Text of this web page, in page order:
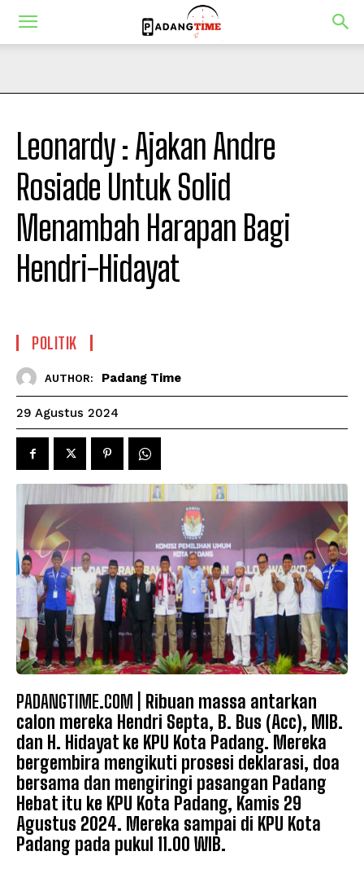
Leonardy : Ajakan Andre
Rosiade Untuk Solid
Menambah Harapan Bagi
Hendri-Hidayat
POLITIK
AUTHOR: Padang Time
29 Agustus 2024
PADANGTIME.COM |
Ribuan massa antarkan
calon mereka Hendri Septa, B. Bus (Acc), MIB.
dan H. Hidayat ke KPU Kota Padang. Mereka
bergembira mengikuti prosesi deklarasi, doa
bersama dan mengiringi pasangan Padang
Hebat itu ke KPU Kota Padang, Kamis 29
Agustus 2024. Mereka sampai di KPU Kota
Padang pada pukul 11.00 WIB.